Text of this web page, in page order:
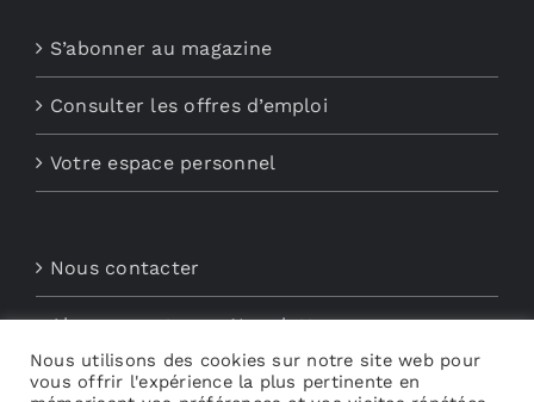
S’abonner au magazine
Consulter les offres d’emploi
Votre espace personnel
Nous contacter
Abonnements aux Newsletters
Découvrez My Audio
Nous utilisons des cookies sur notre site web pour
vous offrir l'expérience la plus pertinente en